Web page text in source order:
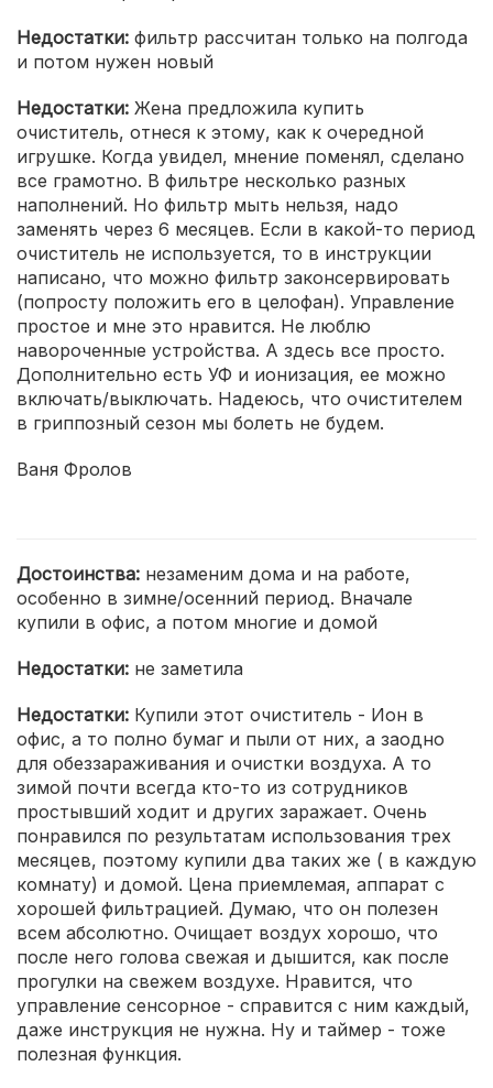
Недостатки: фильтр рассчитан только на полгода
и потом нужен новый
Недостатки: Жена предложила купить
очиститель, отнеся к этому, как к очередной
игрушке. Когда увидел, мнение поменял, сделано
все грамотно. В фильтре несколько разных
наполнений. Но фильтр мыть нельзя, надо
заменять через 6 месяцев. Если в какой-то период
очиститель не используется, то в инструкции
написано, что можно фильтр законсервировать
(попросту положить его в целофан). Управление
простое и мне это нравится. Не люблю
навороченные устройства. А здесь все просто.
Дополнительно есть УФ и ионизация, ее можно
включать/выключать. Надеюсь, что очистителем
в гриппозный сезон мы болеть не будем.
Ваня Фролов
Достоинства: незаменим дома и на работе,
особенно в зимне/осенний период. Вначале
купили в офис, а потом многие и домой
Недостатки: не заметила
Недостатки: Купили этот очиститель - Ион в
офис, а то полно бумаг и пыли от них, а заодно
для обеззараживания и очистки воздуха. А то
зимой почти всегда кто-то из сотрудников
простывший ходит и других заражает. Очень
понравился по результатам использования трех
месяцев, поэтому купили два таких же ( в каждую
комнату) и домой. Цена приемлемая, аппарат с
хорошей фильтрацией. Думаю, что он полезен
всем абсолютно. Очищает воздух хорошо, что
после него голова свежая и дышится, как после
прогулки на свежем воздухе. Нравится, что
управление сенсорное - справится с ним каждый,
даже инструкция не нужна. Ну и таймер - тоже
полезная функция.